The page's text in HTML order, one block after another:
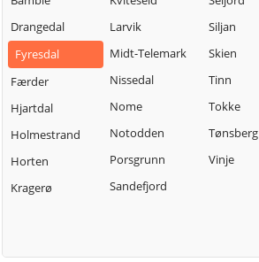
Drangedal
Fyresdal
Færder
Hjartdal
Holmestrand
Horten
Kragerø
Larvik
Midt-Telemark
Nissedal
Nome
Notodden
Porsgrunn
Sandefjord
Siljan
Skien
Tinn
Tokke
Tønsberg
Vinje